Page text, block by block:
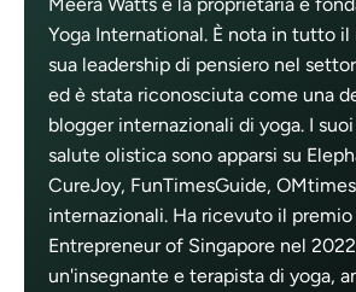
Yoga International. È nota in tutto il
sua leadership di pensiero nel
ed è stata riconosciuta come una
blogger internazionali di yoga. I
salute olistica sono apparsi su
CureJoy, FunTimesGuide,
internazionali. Ha ricevuto il premio
Entrepreneur of Singapore nel
un'insegnante e terapista di yoga,